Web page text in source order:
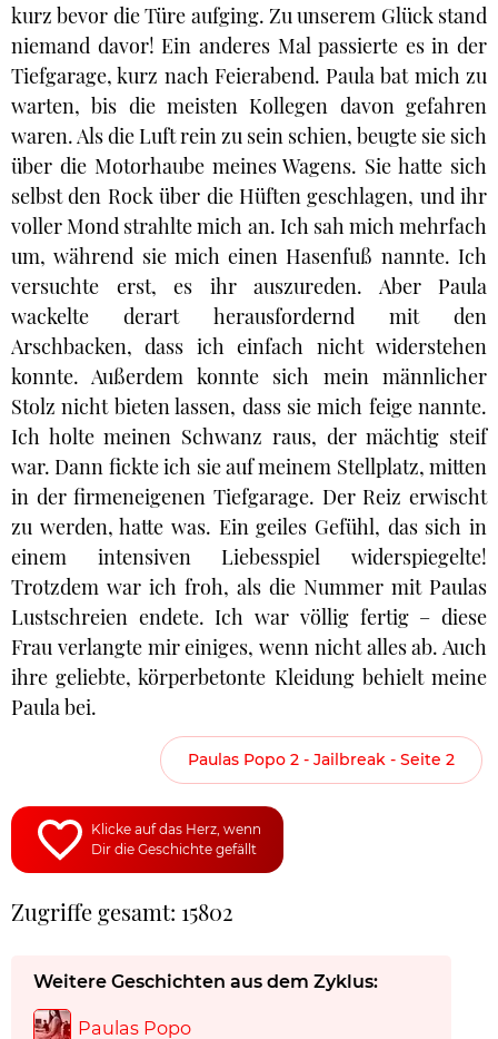
kurz bevor die Türe aufging. Zu unserem Glück stand
niemand davor! Ein anderes Mal passierte es in der
Tiefgarage, kurz nach Feierabend. Paula bat mich zu
warten, bis die meisten Kollegen davon gefahren
waren. Als die Luft rein zu sein schien, beugte sie sich
über die Motorhaube meines Wagens. Sie hatte sich
selbst den Rock über die Hüften geschlagen, und ihr
voller Mond strahlte mich an. Ich sah mich mehrfach
um, während sie mich einen Hasenfuß nannte. Ich
versuchte erst, es ihr auszureden. Aber Paula
wackelte derart herausfordernd mit den
Arschbacken, dass ich einfach nicht widerstehen
konnte. Außerdem konnte sich mein männlicher
Stolz nicht bieten lassen, dass sie mich feige nannte.
Ich holte meinen Schwanz raus, der mächtig steif
war. Dann fickte ich sie auf meinem Stellplatz, mitten
in der firmeneigenen Tiefgarage. Der Reiz erwischt
zu werden, hatte was. Ein geiles Gefühl, das sich in
einem intensiven Liebesspiel widerspiegelte!
Trotzdem war ich froh, als die Nummer mit Paulas
Lustschreien endete. Ich war völlig fertig – diese
Frau verlangte mir einiges, wenn nicht alles ab. Auch
ihre geliebte, körperbetonte Kleidung behielt meine
Paula bei.
Paulas Popo 2 - Jailbreak - Seite 2
Klicke auf das Herz, wenn
Dir die Geschichte gefällt
Zugriffe gesamt: 15802
Weitere Geschichten aus dem Zyklus:
Paulas Popo